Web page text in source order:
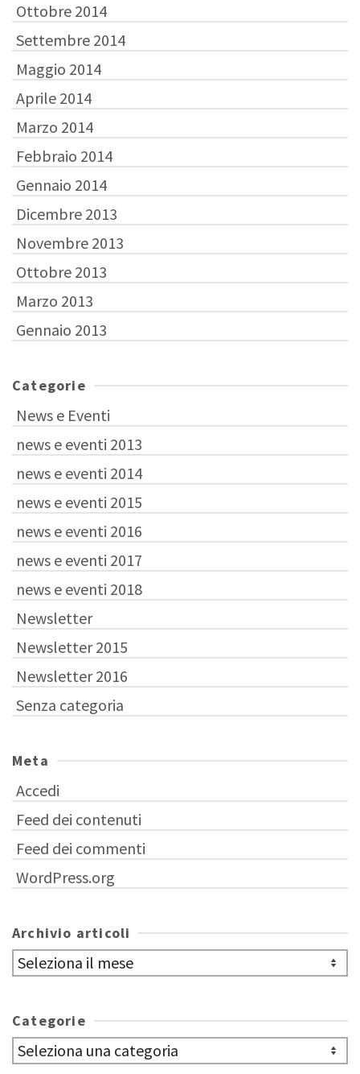
Ottobre 2014
Settembre 2014
Maggio 2014
Aprile 2014
Marzo 2014
Febbraio 2014
Gennaio 2014
Dicembre 2013
Novembre 2013
Ottobre 2013
Marzo 2013
Gennaio 2013
Categorie
News e Eventi
news e eventi 2013
news e eventi 2014
news e eventi 2015
news e eventi 2016
news e eventi 2017
news e eventi 2018
Newsletter
Newsletter 2015
Newsletter 2016
Senza categoria
Meta
Accedi
Feed dei contenuti
Feed dei commenti
WordPress.org
Archivio articoli
Archivio
articoli
Categorie
Categorie